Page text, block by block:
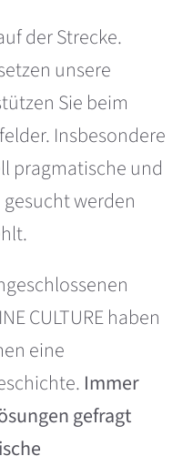
der Strecke.
unsere
Sie beim
Insbesondere
pragmatische und
werden
CULTURE haben
eine
Immer
gefragt